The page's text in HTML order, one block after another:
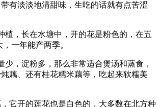
有淡淡地清甜味，生吃的话就有点苦涩
植，长在水塘中，开的花是粉色的，在五
一年能产两季。
少，淀粉多，那么非常适合煲汤和蒸食，
藕、还有桂花糯米藕等，吃起来软糯美
它开的莲花也是白色的，大多数在北方种